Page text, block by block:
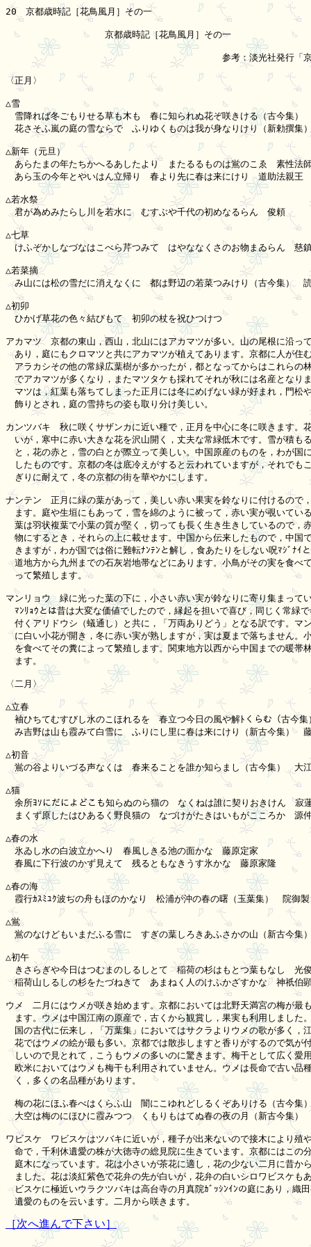
20　京都歳時記［花鳥風月］その一
京都歳時記［花鳥風月］その一
参考：淡光社発行「京都歳
〈正月〉
△雪
雪降れば冬ごもりせる草も木も　春に知られぬ花ぞ咲きける（古今集）
花さそふ嵐の庭の雪ならで　ふりゆくものは我が身なりけり（新勅撰集
△新年（元旦）
あらたまの年たちかへるあしたより　またるるものは鴬のこゑ　素性法
あら玉の今年とやいはん立帰り　春より先に春は来にけり　道助法親王
△若水祭
君が為めみたらし川を若水に　むすぶや千代の初めなるらん　俊頼
△七草
けふぞかしなづなはこべら芹つみて　はやななくさのお物まゐらん　慈
△若菜摘
み山には松の雪だに消えなくに　都は野辺の若菜つみけり（古今集）　
△初卯
ひかげ草花の色々結びもて　初卯の杖を祝ひつけつゝ
アカマツ　京都の東山，西山，北山にはアカマツが多い。山の尾根に沿っ
あり，庭にもクロマツと共にアカマツが植えてあります。京都に人が住
アラカシその他の常緑広葉樹が多かったが，都となってからはこれらの
でアカマツが多くなり，またマツタケも採れてそれが秋には名産となり
マツは，紅葉も落ちてしまった正月には冬にめげない緑が好まれ，門松
飾りとされ，庭の雪持ちの姿も取り分け美しい。
カンツバキ　秋に咲くサザンカに近い種で，正月を中心に冬に咲きます。
いが，寒中に赤い大きな花を沢山開く，丈夫な常緑低木です。雪が積も
と，花の赤と，雪の白とが際立って美しい。中国原産のものを，わが国
したものです。京都の冬は底冷えがすると云われていますが，それでも
ぎりに耐えて，冬の京都の街を華やかにします。
ナンテン　正月に緑の葉があって，美しい赤い果実を鈴なりに付けるので
ます。庭や生垣にもあって，雪を綿のように被って，赤い実が覗いてい
葉は羽状複葉で小葉の質が堅く，切っても長く生き生きしているので，
物にするとき，それらの上に載せます。中国から伝来したもので，中国
きますが，わが国では俗に難転ﾅﾝﾃﾝと解し，食あたりをしない呪ﾏｼﾞﾅｲ
道地方から九州までの石灰岩地帯などにあります。小鳥がその実を食べ
って繁殖します。
マンリョウ　緑に光った葉の下に，小さい赤い実が鈴なりに寄り集まって
ﾏﾝﾘｮｳとは昔は大変な価値でしたので，縁起を担いで喜び，同じく常緑
付くアリドウシ（蟻通し）と共に，「万両ありどう」となる訳です。マ
に白い小花が開き，冬に赤い実が熟しますが，実は夏まで落ちません。
を食べてその糞によって繁殖します。関東地方以西から中国までの暖帯
ます。
〈二月〉
△立春
袖ひちてむすびし水のこほれるを　春立つ今日の風や解ﾄくらむ（古今集
み吉野は山も霞みて白雪に　ふりにし里に春は来にけり（新古今集）　
△初音
鴬の谷よりいづる声なくは　春来ることを誰か知らまし（古今集）　大
△猫
余所ﾖｿにだによどこも知らぬのら猫の　なくねは誰に契りおきけん　寂
まくず原したはひあるく野良猫の　なづけがたきはいもがこころか　源
△春の水
氷ゐし水の白波立かへり　春風しきる池の面かな　藤原定家
春風に下行波のかず見えて　残るともなきうす氷かな　藤原家隆
△春の海
霞行ｶｽﾐﾕｸ波ぢの舟もほのかなり　松浦が沖の春の曙（玉葉集）　院御製
△鴬
鴬のなけどもいまだふる雪に　すぎの葉しろきあふさかの山（新古今集
△初午
きさらぎや今日はつむまのしるしとて　稲荷の杉はもとつ葉もなし　光
稲荷山しるしの杉をたづねきて　あまねく人のけふかざすかな　神祇伯
ウメ　二月にはウメが咲き始めます。京都においては北野天満宮の梅が最
ます。ウメは中国江南の原産で，古くから観賞し，果実も利用しました
国の古代に伝来し，「万葉集」においてはサクラよりウメの歌が多く，
花ではウメの絵が最も多い。京都では散歩しますと香りがするので気が
しいので見とれて，こうもウメの多いのに驚きます。梅干として広く愛
欧米においてはウメも梅干も利用されていません。ウメは長命で古い品
く，多くの名品種があります。
梅の花にほふ春べはくらふ山　闇にこゆれどしるくぞありける（古今集
大空は梅のにほひに霞みつつ　くもりもはてぬ春の夜の月（新古今集）
ワビスケ　ワビスケはツバキに近いが，種子が出来ないので接木により殖
命で，千利休遺愛の株が大徳寺の総見院に生きています。京都にはこの
庭木になっています。花は小さいが茶花に適し，花の少ない二月に昔か
ました。花は淡紅紫色で花弁の先が白いが，花弁の白いシロワビスケも
ビスケに極近いウラクツバキは高台寺の月真院ｶﾞｯｼﾝｲﾝの庭にあり，織
［次へ進んで下さい］